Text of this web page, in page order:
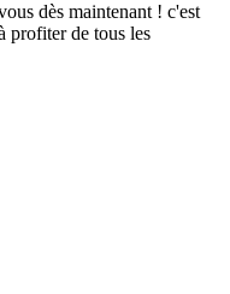
dès maintenant ! c'est
profiter de tous les